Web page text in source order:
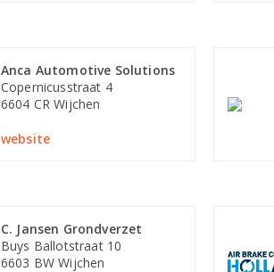
Anca Automotive Solutions
Copernicusstraat 4
6604 CR Wijchen
website
C. Jansen Grondverzet
Buys Ballotstraat 10
6603 BW Wijchen